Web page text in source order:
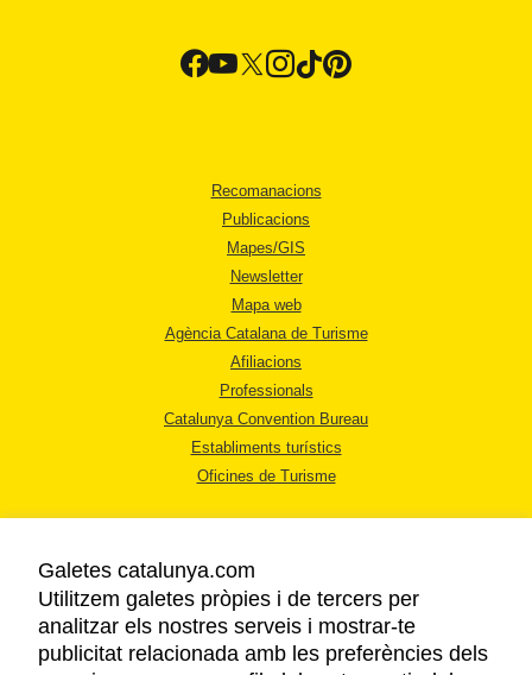
Recomanacions
Publicacions
Mapes/GIS
Newsletter
Mapa web
Agència Catalana de Turisme
Afiliacions
Professionals
Catalunya Convention Bureau
Establiments turístics
Oficines de Turisme
AVÍS LEGAL
Galetes catalunya.com
Utilitzem galetes pròpies i de tercers per
analitzar els nostres serveis i mostrar-te
publicitat relacionada amb les preferències dels